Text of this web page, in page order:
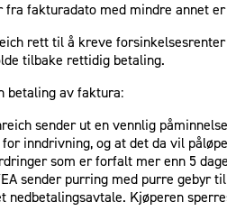
fra fakturadato med mindre annet
rett til å kreve
tilbake rettidig betaling.
betaling av faktura:
sender ut en vennlig
inndrivning, og at det da vil
som er forfalt mer enn 5
sender purring med purre gebyr
nedbetalingsavtale. Kjøperen